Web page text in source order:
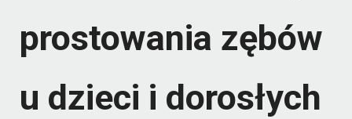
prostowania zębów
u dzieci i dorosłych